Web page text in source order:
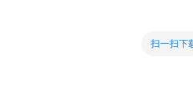
扫一扫下